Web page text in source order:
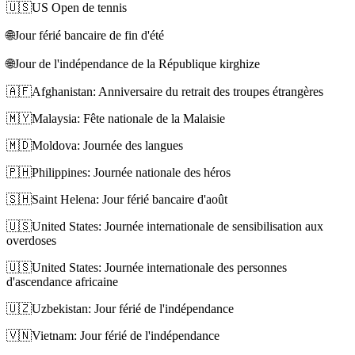
🇺🇸US Open de tennis
🌐Jour férié bancaire de fin d'été
🌐Jour de l'indépendance de la République kirghize
🇦🇫Afghanistan: Anniversaire du retrait des troupes étrangères
🇲🇾Malaysia: Fête nationale de la Malaisie
🇲🇩Moldova: Journée des langues
🇵🇭Philippines: Journée nationale des héros
🇸🇭Saint Helena: Jour férié bancaire d'août
🇺🇸United States: Journée internationale de sensibilisation aux
overdoses
🇺🇸United States: Journée internationale des personnes
d'ascendance africaine
🇺🇿Uzbekistan: Jour férié de l'indépendance
🇻🇳Vietnam: Jour férié de l'indépendance